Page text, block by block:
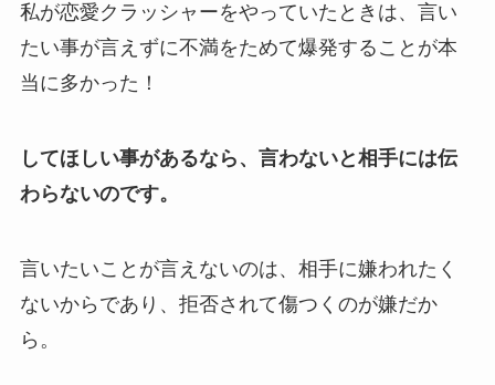
私が恋愛クラッシャーをやっていたときは、言い
たい事が言えずに不満をためて爆発することが本
当に多かった！
してほしい事があるなら、言わないと相手には伝
わらないのです。
言いたいことが言えないのは、相手に嫌われたく
ないからであり、拒否されて傷つくのが嫌だか
ら。